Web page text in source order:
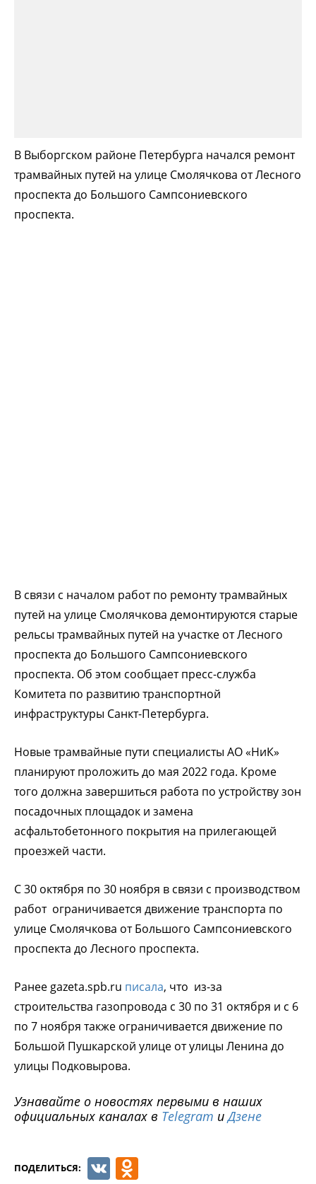
В Выборгском районе Петербурга начался ремонт
трамвайных путей на улице Смолячкова от Лесного
проспекта до Большого Сампсониевского
проспекта.
В связи с началом работ по ремонту трамвайных
путей на улице Смолячкова демонтируются старые
рельсы трамвайных путей на участке от Лесного
проспекта до Большого Сампсониевского
проспекта. Об этом сообщает пресс-служба
Комитета по развитию транспортной
инфраструктуры Санкт-Петербурга.
Новые трамвайные пути специалисты АО «НиК»
планируют проложить до мая 2022 года. Кроме
того должна завершиться работа по устройству зон
посадочных площадок и замена
асфальтобетонного покрытия на прилегающей
проезжей части.
С 30 октября по 30 ноября в связи с производством
работ ограничивается движение транспорта по
улице Смолячкова от Большого Сампсониевского
проспекта до Лесного проспекта.
Ранее gazeta.spb.ru писала, что из-за
строительства газопровода с 30 по 31 октября и с 6
по 7 ноября также ограничивается движение по
Большой Пушкарской улице от улицы Ленина до
улицы Подковырова.
Узнавайте о новостях первыми в наших
официальных каналах в Telegram иДзене
ПОДЕЛИТЬСЯ: VK